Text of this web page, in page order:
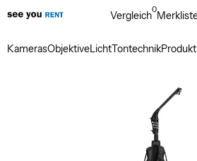
KamerasObjektiveLichtTontechnik
Vergleich0